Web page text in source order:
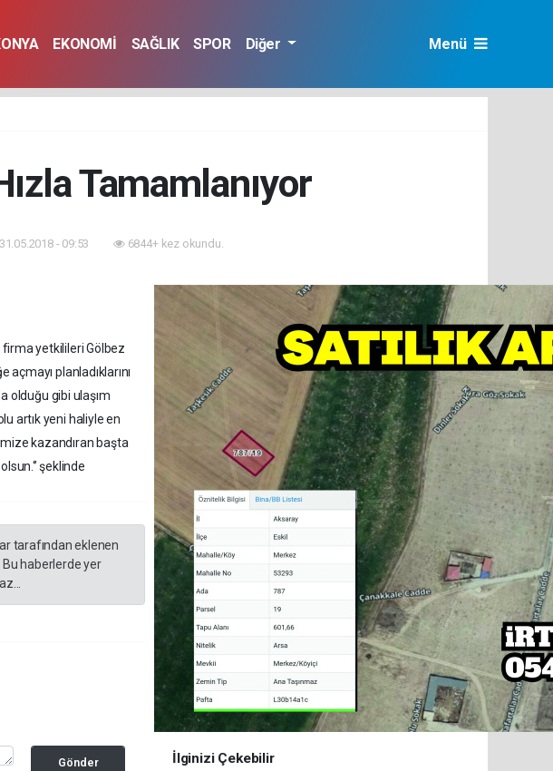
EKONOMİ SAĞLIK SPOR Diğer Menü
Tamamlanıyor
- 09:53 6844+ kez okundu.
firma yetkilileri Gölbez
planladıklarını
olduğu gibi ulaşım
artık yeni haliyle en
kazandıran başta
şeklinde
tarafından eklenen
haberlerde yer
Gönder İlginizi Çekebilir